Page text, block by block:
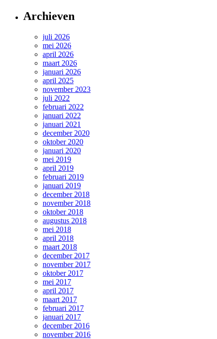
Archieven
juli 2026
mei 2026
april 2026
maart 2026
januari 2026
april 2025
november 2023
juli 2022
februari 2022
januari 2022
januari 2021
december 2020
oktober 2020
januari 2020
mei 2019
april 2019
februari 2019
januari 2019
december 2018
november 2018
oktober 2018
augustus 2018
mei 2018
april 2018
maart 2018
december 2017
november 2017
oktober 2017
mei 2017
april 2017
maart 2017
februari 2017
januari 2017
december 2016
november 2016